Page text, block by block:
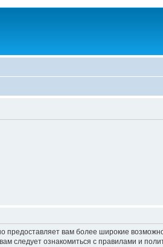
вам более широкие
следует ознакомиться с правилами и